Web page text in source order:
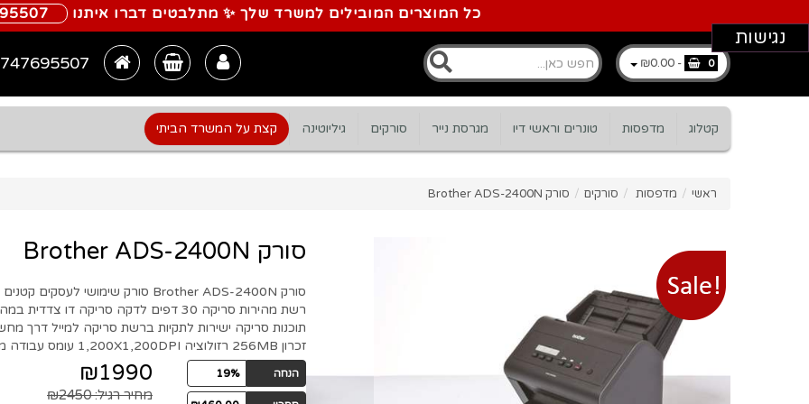
כל המוצרים המובילים למשרד שלך ✨ מתלבטים דברו איתנו
0
-
₪0.00
קטלוג מדפסות טונרים וראשי דיו מגרסת נייר סורקים גיליוטינה קצת על המשרד הביתי
ראשי / מדפסות / סורקים / סורק Brother ADS-2400N
סורק Brother ADS-2400N
רשת מהירות סריקה 30 דפים לדקה סריקה
זכרון 256MB רזולוציה 1,200X1,200DPI עומס עבודה מומלץ עד 3,000 דפים ביום
הנחה 19%
₪1990
מחיר רגיל:₪2450
נגישות